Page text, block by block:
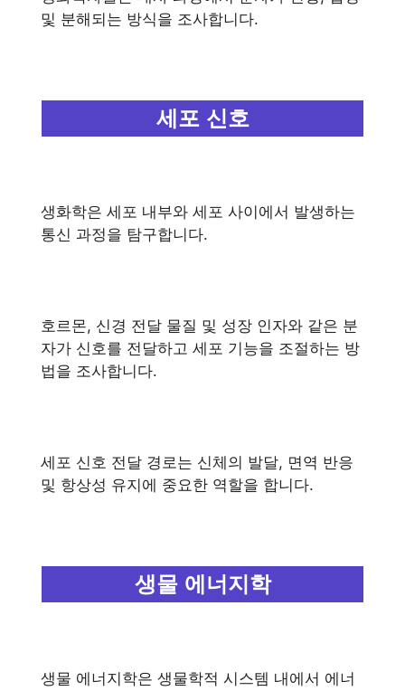
및 분해되는 방식을 조사합니다.
세포 신호
생화학은 세포 내부와 세포 사이에서 발생하는
통신 과정을 탐구합니다.
호르몬, 신경 전달 물질 및 성장 인자와 같은 분
자가 신호를 전달하고 세포 기능을 조절하는 방
법을 조사합니다.
세포 신호 전달 경로는 신체의 발달, 면역 반응
및 항상성 유지에 중요한 역할을 합니다.
생물 에너지학
생물 에너지학은 생물학적 시스템 내에서 에너